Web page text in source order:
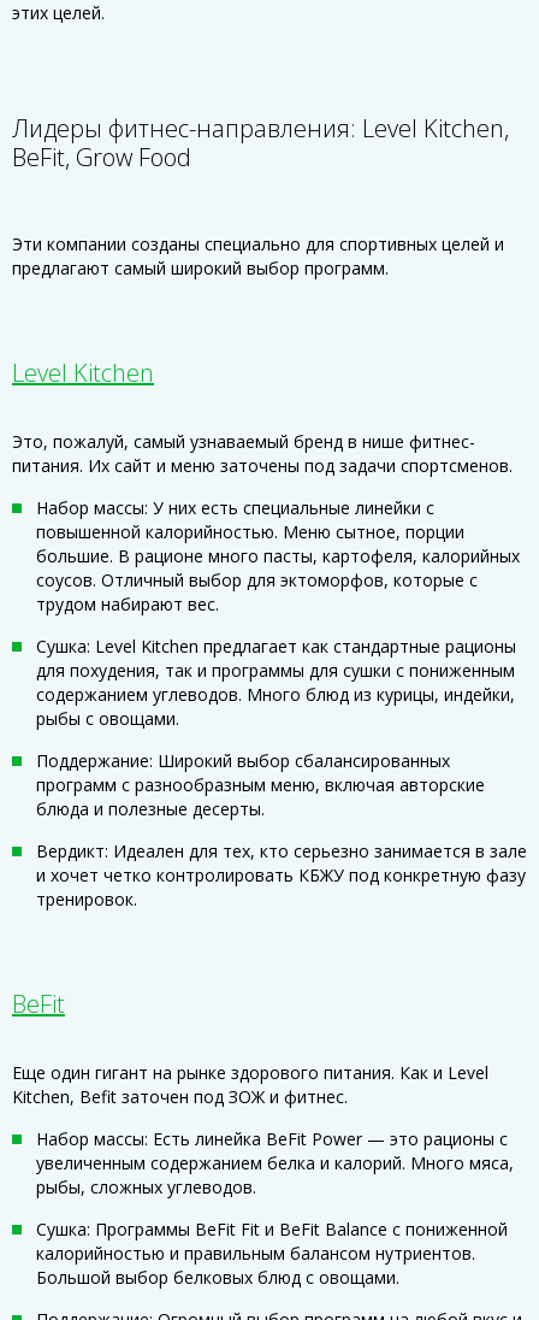
этих целей.
Лидеры фитнес-направления: Level Kitchen,
BeFit, Grow Food
Эти компании созданы специально для спортивных целей и
предлагают самый широкий выбор программ.
Level Kitchen
Это, пожалуй, самый узнаваемый бренд в нише фитнес-
питания. Их сайт и меню заточены под задачи спортсменов.
Набор массы: У них есть специальные линейки с
повышенной калорийностью. Меню сытное, порции
большие. В рационе много пасты, картофеля, калорийных
соусов. Отличный выбор для эктоморфов, которые с
трудом набирают вес.
Сушка: Level Kitchen предлагает как стандартные рационы
для похудения, так и программы для сушки с пониженным
содержанием углеводов. Много блюд из курицы, индейки,
рыбы с овощами.
Поддержание: Широкий выбор сбалансированных
программ с разнообразным меню, включая авторские
блюда и полезные десерты.
Вердикт: Идеален для тех, кто серьезно занимается в зале
и хочет четко контролировать КБЖУ под конкретную фазу
тренировок.
BeFit
Еще один гигант на рынке здорового питания. Как и Level
Kitchen, Befit заточен под ЗОЖ и фитнес.
Набор массы: Есть линейка BeFit Power — это рационы с
увеличенным содержанием белка и калорий. Много мяса,
рыбы, сложных углеводов.
Сушка: Программы BeFit Fit и BeFit Balance с пониженной
калорийностью и правильным балансом нутриентов.
Большой выбор белковых блюд с овощами.